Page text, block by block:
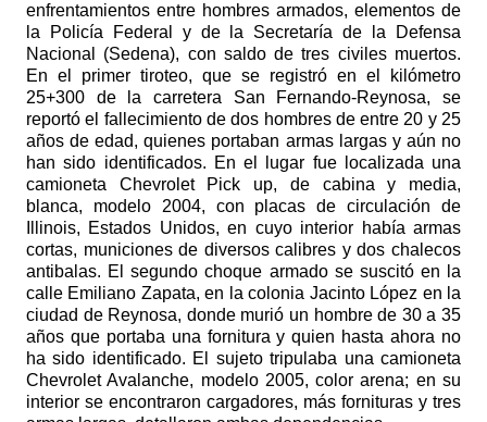
enfrentamientos entre hombres armados, elementos de
la Policía Federal y de la Secretaría de la Defensa
Nacional (Sedena), con saldo de tres civiles muertos.
En el primer tiroteo, que se registró en el kilómetro
25+300 de la carretera San Fernando-Reynosa, se
reportó el fallecimiento de dos hombres de entre 20 y 25
años de edad, quienes portaban armas largas y aún no
han sido identificados. En el lugar fue localizada una
camioneta Chevrolet Pick up, de cabina y media,
blanca, modelo 2004, con placas de circulación de
Illinois, Estados Unidos, en cuyo interior había armas
cortas, municiones de diversos calibres y dos chalecos
antibalas. El segundo choque armado se suscitó en la
calle Emiliano Zapata, en la colonia Jacinto López en la
ciudad de Reynosa, donde murió un hombre de 30 a 35
años que portaba una fornitura y quien hasta ahora no
ha sido identificado. El sujeto tripulaba una camioneta
Chevrolet Avalanche, modelo 2005, color arena; en su
interior se encontraron cargadores, más fornituras y tres